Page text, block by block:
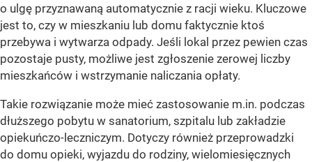
o ulgę przyznawaną automatycznie z racji wieku. Kluczowe
jest to, czy w mieszkaniu lub domu faktycznie ktoś
przebywa i wytwarza odpady. Jeśli lokal przez pewien czas
pozostaje pusty, możliwe jest zgłoszenie zerowej liczby
mieszkańców i wstrzymanie naliczania opłaty.
Takie rozwiązanie może mieć zastosowanie m.in. podczas
dłuższego pobytu w sanatorium, szpitalu lub zakładzie
opiekuńczo-leczniczym. Dotyczy również przeprowadzki
do domu opieki, wyjazdu do rodziny, wielomiesięcznych